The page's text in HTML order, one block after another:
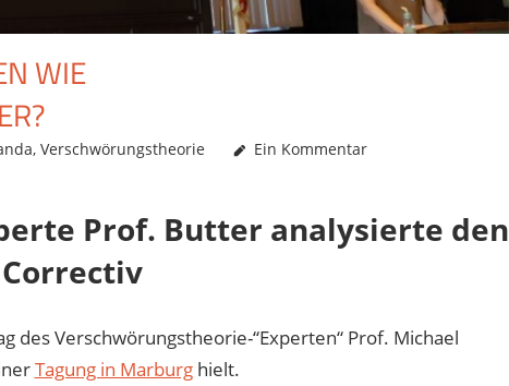
WIE
,Verschwörungstheorie Ein Kommentar
Prof. Butter analysierte den
Verschwörungstheorie-“Experten“ Prof. Michael
Tagung in Marburghielt.